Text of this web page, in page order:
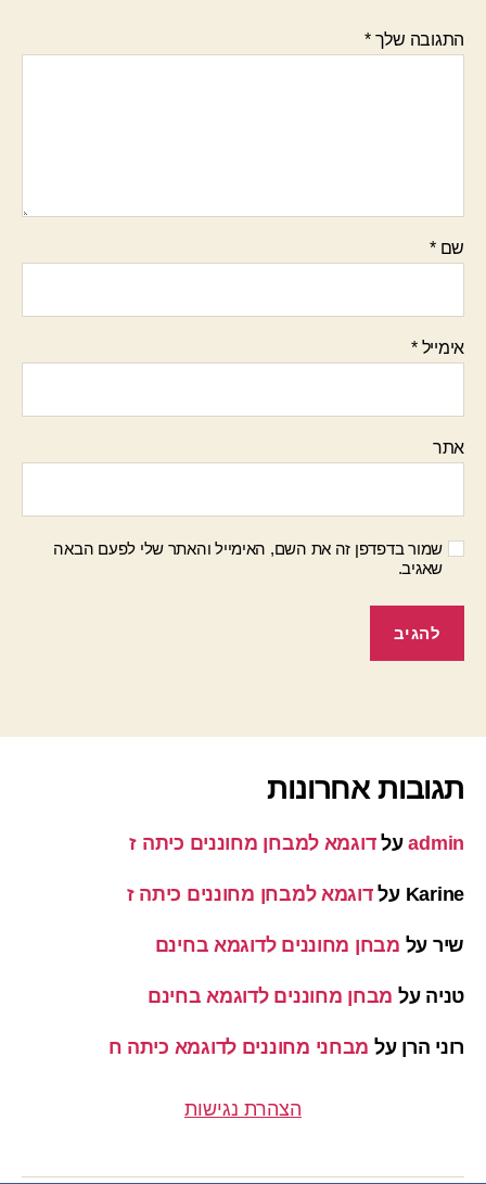
התגובה שלך*
שם*
אימייל*
אתר
שמור בדפדפן זה את השם, האימייל והאתר שלי לפעם הבאה
שאגיב.
תגובות אחרונות
adminעלדוגמא למבחן מחוננים כיתה ז
Karine עלדוגמא למבחן מחוננים כיתה ז
שיר על מבחן מחוננים לדוגמא בחינם
טניה על מבחן מחוננים לדוגמא בחינם
רוני הרן על מבחני מחוננים לדוגמא כיתה ח
הצהרת נגישות